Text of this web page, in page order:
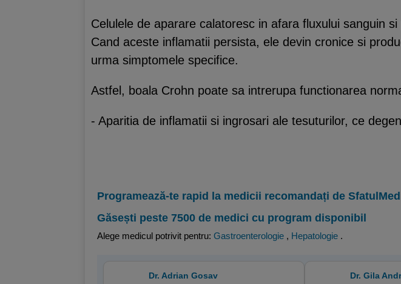
Celulele de aparare calatoresc in afara fluxului sanguin
Cand aceste inflamatii persista, ele devin cronice si
urma simptomele specifice.
Astfel, boala Crohn poate sa intrerupa functionarea
- Aparitia de inflamatii si ingrosari ale tesuturilor, ce
Programează-te rapid la medicii recomandați de
Găsești peste 7500 de medici cu program disponibil
Alege medicul potrivit pentru: Gastroenterologie , Hepatologie .
Dr. Adrian Gosav
Dr. Gila